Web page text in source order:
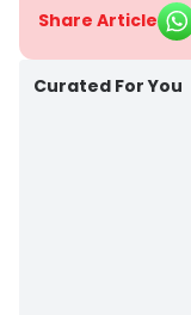
Share Article
Curated For You